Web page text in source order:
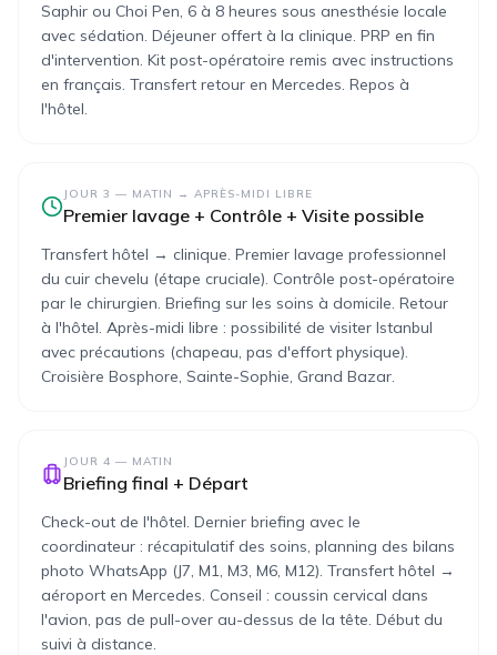
Saphir ou Choi Pen, 6 à 8 heures sous anesthésie locale
avec sédation. Déjeuner offert à la clinique. PRP en fin
d'intervention. Kit post-opératoire remis avec instructions
en français. Transfert retour en Mercedes. Repos à
l'hôtel.
JOUR 3 — MATIN → APRÈS-MIDI LIBRE
Premier lavage + Contrôle + Visite possible
Transfert hôtel → clinique. Premier lavage professionnel
du cuir chevelu (étape cruciale). Contrôle post-opératoire
par le chirurgien. Briefing sur les soins à domicile. Retour
à l'hôtel. Après-midi libre : possibilité de visiter Istanbul
avec précautions (chapeau, pas d'effort physique).
Croisière Bosphore, Sainte-Sophie, Grand Bazar.
JOUR 4 — MATIN
Briefing final + Départ
Check-out de l'hôtel. Dernier briefing avec le
coordinateur : récapitulatif des soins, planning des bilans
photo WhatsApp (J7, M1, M3, M6, M12). Transfert hôtel →
aéroport en Mercedes. Conseil : coussin cervical dans
l'avion, pas de pull-over au-dessus de la tête. Début du
suivi à distance.